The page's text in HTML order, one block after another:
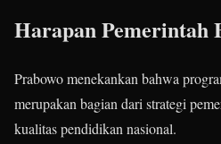
Harapan Pemerintah
Prabowo menekankan bahwa
merupakan bagian dari strategi
kualitas pendidikan nasional.